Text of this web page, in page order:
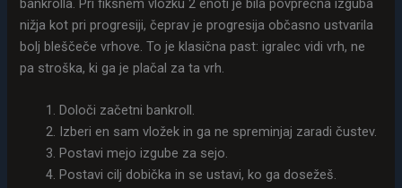
bankrolla. Pri fiksnem vložku 2 enoti je bila povprečna izguba
nižja kot pri progresiji, čeprav je progresija občasno ustvarila
bolj bleščeče vrhove. To je klasična past: igralec vidi vrh, ne
pa stroška, ki ga je plačal za ta vrh.
Določi začetni bankroll.
Izberi en sam vložek in ga ne spreminjaj zaradi čustev.
Postavi mejo izgube za sejo.
Postavi cilj dobička in se ustavi, ko ga dosežeš.